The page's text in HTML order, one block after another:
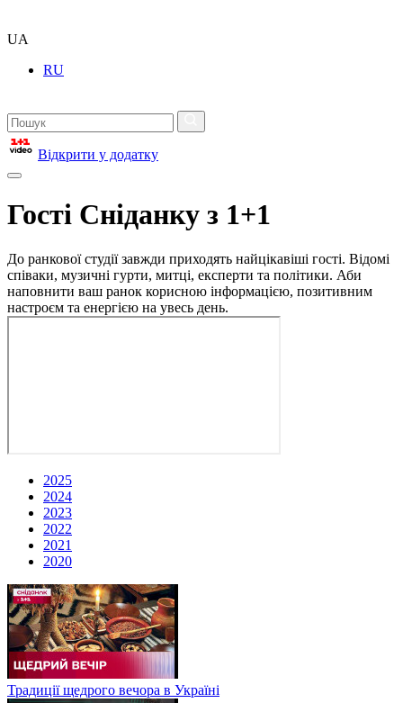
UA
RU
Відкрити у додатку
Гості Сніданку з 1+1
До ранкової студії завжди приходять найцікавіші гості. Відомі
співаки, музичні гурти, митці, експерти та політики. Аби
наповнити ваш ранок корисною інформацією, позитивним
настроєм та енергією на увесь день.
2025
2024
2023
2022
2021
2020
Традиції щедрого вечора в Україні